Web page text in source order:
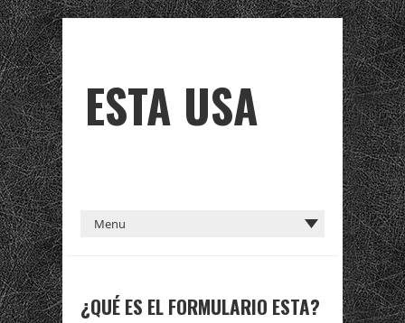
ESTA USA
¿QUÉ ES EL FORMULARIO ESTA?